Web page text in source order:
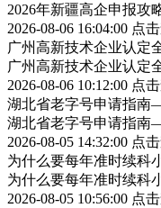
2026年新疆高企申报攻
2026-08-06 16:04:00 点
广州高新技术企业认
广州高新技术企业认
2026-08-06 10:12:00 点
湖北省老字号申请指南
湖北省老字号申请指南
2026-08-05 14:32:00 点
为什么要每年准时续科
为什么要每年准时续科
2026-08-05 10:56:00 点